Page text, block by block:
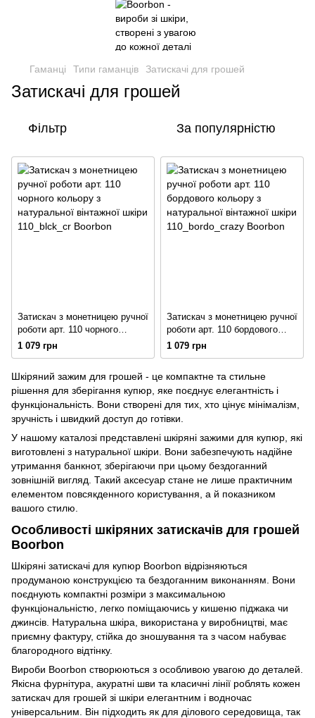
Гаманці Типи гаманців Затискачі для грошей
Затискачі для грошей
Фільтр За популярністю
Затискач з монетницею ручної
роботи арт. 110 чорного
кольору з натуральної
1 079 грн
Затискач з монетницею ручної
роботи арт. 110 бордового
кольору з натуральної
1 079 грн
Шкіряний зажим для грошей - це компактне та стильне
рішення для зберігання купюр, яке поєднує елегантність і
функціональність. Вони створені для тих, хто цінує мінімалізм,
зручність і швидкий доступ до готівки.
У нашому каталозі представлені шкіряні зажими для купюр, які
виготовлені з натуральної шкіри. Вони забезпечують надійне
утримання банкнот, зберігаючи при цьому бездоганний
зовнішній вигляд. Такий аксесуар стане не лише практичним
елементом повсякденного користування, а й показником
вашого стилю.
Особливості шкіряних затискачів для грошей
Boorbon
Шкіряні затискачі для купюр Boorbon відрізняються
продуманою конструкцією та бездоганним виконанням. Вони
поєднують компактні розміри з максимальною
функціональністю, легко поміщаючись у кишеню піджака чи
джинсів. Натуральна шкіра, використана у виробництві, має
приємну фактуру, стійка до зношування та з часом набуває
благородного відтінку.
Вироби Boorbon створюються з особливою увагою до деталей.
Якісна фурнітура, акуратні шви та класичні лінії роблять кожен
затискач для грошей зі шкіри елегантним і водночас
універсальним. Він підходить як для ділового середовища, так